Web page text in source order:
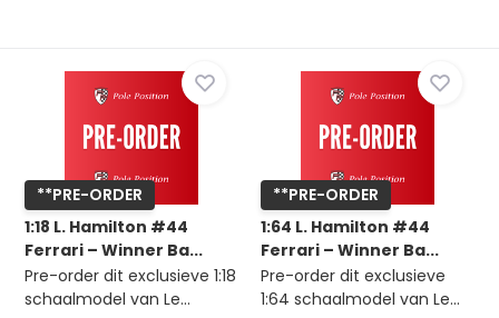
**PRE-ORDER
1:18 L. Hamilton #44
Ferrari – Winner Ba...
Pre-order dit exclusieve 1:18
schaalmodel van Le...
**PRE-ORDER
1:64 L. Hamilton #44
Ferrari – Winner Ba...
Pre-order dit exclusieve
1:64 schaalmodel van Le...